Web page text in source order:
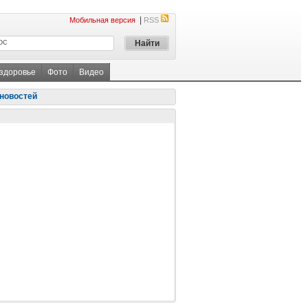
Мобильная версия RSS
Фото Видео